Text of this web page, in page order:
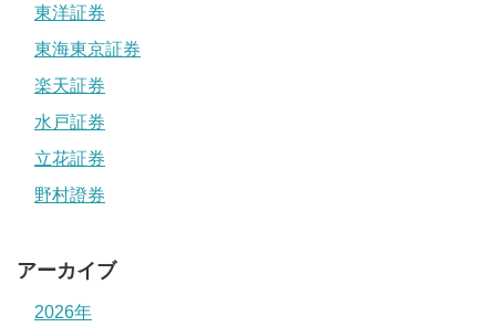
東洋証券
東海東京証券
楽天証券
水戸証券
立花証券
野村證券
アーカイブ
2026年